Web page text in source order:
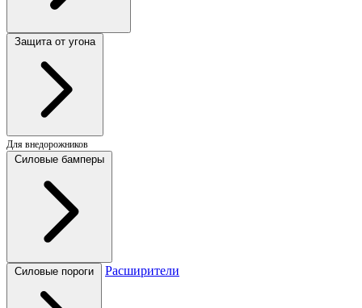
Защита от угона
Для внедорожников
Силовые бамперы
Силовые пороги Расширители